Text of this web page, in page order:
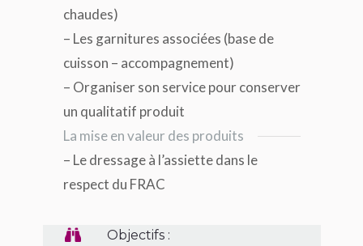
chaudes)
– Les garnitures associées (base de
cuisson – accompagnement)
– Organiser son service pour conserver
un qualitatif produit
La mise en valeur des produits
– Le dressage à l’assiette dans le
respect du FRAC
Objectifs :